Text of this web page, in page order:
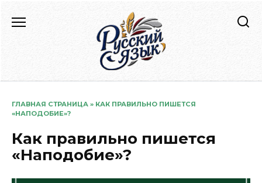
содержанию
ГЛАВНАЯ СТРАНИЦА » КАК ПРАВИЛЬНО ПИШЕТСЯ
«НАПОДОБИЕ»?
Как правильно пишется
«Наподобие»?